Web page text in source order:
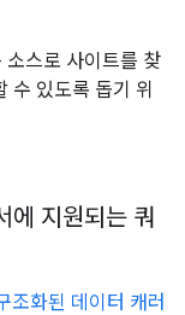
소스로 사이트를 찾
수 있도록 돕기 위
에 지원되는 쿼
조화된 데이터 캐러